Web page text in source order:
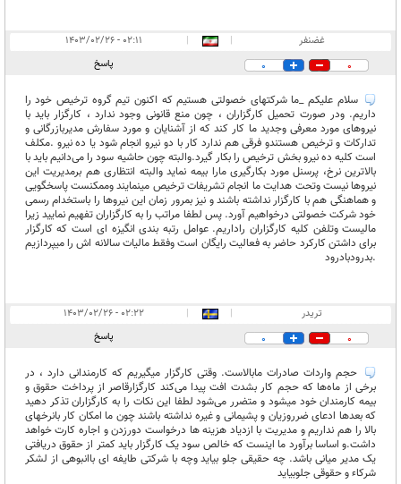
غضنفر |
|
۰۲:۱۱ - ۱۴۰۳/۰۲/۲۶
0
0 پاسخ
سلام علیکم _ما شرکتهای خصولتی هستیم که اکنون تیم گروه ترخیص خود را
داریم. ودر صورت تحمیل کارگزاران ، چون منع قانونی وجود ندارد ، کارگزار باید با
نیروهای مورد معرفی وجدید ما کار کند که از آشنایان و مورد سفارش مدیربازرگانی و
تدارکات و ترخیص هستندو فرقی هم ندارد کار با دو نیرو انجام شود یا ده نیرو .مکلف
است کلیه ده نیرو بخش ترخیص را بکار گیرد.والبته چون حاشیه سود را می‌دانیم باید با
بالاترین نرخ، پرسنل مورد بکارگیری مارا بیمه نماید والبته انتظاری هم برمدیریت این
نیروها نیست وتحت هدایت ما انجام تشریفات ترخیص مینمایند وممکنست پاسخگویی
و هماهنگی هم با کارگزار نداشته باشند و نیز بمرور زمان این نیروها را باستخدام رسمی
خود شرکت خصولتی درخواهیم آورد. پس لطفا مراتب را به کارگزاران تفهیم نمایید زیرا
مالیست وتلفن کلیه کارگزاران راداریم. عوامل رتبه بندی انگیزه ای است که کارگزار
برای داشتن کارکرد حاضر به فعالیت رایگان است وفقط مالیات سالانه اش را میپردازیم
.بدرودبادرود
تریدر |
|
۰۲:۲۲ - ۱۴۰۳/۰۲/۲۶
0
0 پاسخ
حجم واردات صادرات مابالاست. وقتی کارگزار میگیریم که کارمندانی دارد ، در
برخی از ماه‌ها که حجم کار بشدت افت پیدا می‌کند کارگزارقاصر از پرداخت حقوق و
بیمه کارمندان خود میشود و متضرر می‌شود لطفا این نکات را به کارگزاران تذکر دهید
که بعدها ادعای ضرروزیان و پشیمانی و غیره نداشته باشند چون ما امکان کار بانرخهای
بالا را هم نداریم و مدیریت با ازدیاد هزینه ها درخواست دورزدن و اجاره کارت خواهد
داشت.و اساسا برآورد ما اینست که خالص سود یک کارگزار باید کمتر از حقوق دریافتی
یک مدیر میانی باشد. چه حقیقی جلو بیاید وچه با شرکتی طایفه ای باانبوهی از لشکر
شرکاء و حقوقی جلوبیاید